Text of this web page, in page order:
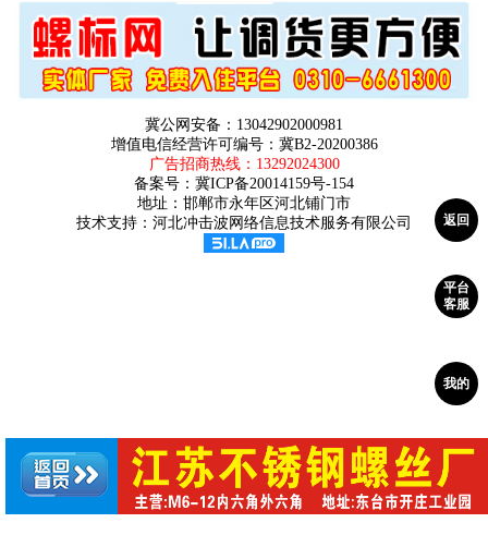
冀公网安备：13042902000981
增值电信经营许可编号：冀B2-20200386
广告招商热线： 13292024300
备案号： 冀ICP备20014159号-154
地址：邯郸市永年区河北铺门市
技术支持：河北冲击波网络信息技术服务有限公司
返回
我的
平台
客服